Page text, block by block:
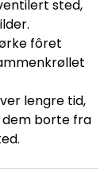
sted,
fôret
lengre tid,
dem borte fra